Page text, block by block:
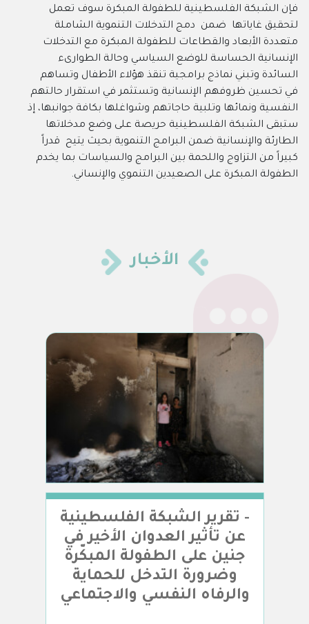
فإن الشبكة الفلسطينية للطفولة المبكرة سوف تعمل
لتحقيق غاياتها ضمن دمج التدخلات التنموية الشاملة
متعددة الأبعاد والقطاعات للطفولة المبكرة مع التدخلات
الإنسانية الحساسة للوضع السياسي وحالة الطوارىء
السائدة وتبني نماذج برامجية تنقذ هؤلاء الأطفال وتساهم
في تحسين ظروفهم الإنسانية وتستثمر في استقرار حالتهم
النفسية ونمائها وتلبية حاجاتهم وشواغلها بكافة جوانبها، إذ
ستبقى الشبكة الفلسطينية حريصة على وضع مدخلاتها
الطارئة والإنسانية ضمن البرامج التنموية بحيث يتيح قدراً
كبيراً من التزاوج واللحمة بين البرامج والسياسات بما يخدم
الطفولة المبكرة على الصعيدين التنموي والإنساني.
الأخبار
- تقرير الشبكة الفلسطينية
عن تأثير العدوان الأخير في
جنين على الطفولة المبكّرة
وضرورة التدخل للحماية
والرفاه النفسي والاجتماعي